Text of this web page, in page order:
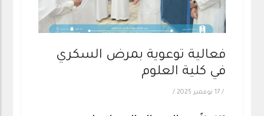
فعالية توعوية بمرض السكري
في كلية العلوم
/17 نوفمبر 2025 /